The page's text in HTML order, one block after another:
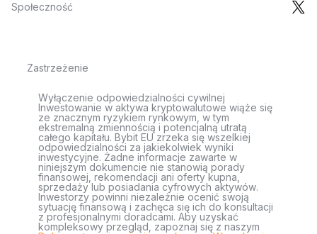
Społeczność
Zastrzeżenie
Wyłączenie odpowiedzialności cywilnej
Inwestowanie w aktywa kryptowalutowe wiąże się
ze znacznym ryzykiem rynkowym, w tym
ekstremalną zmiennością i potencjalną utratą
całego kapitału. Bybit EU zrzeka się wszelkiej
odpowiedzialności za jakiekolwiek wyniki
inwestycyjne. Żadne informacje zawarte w
niniejszym dokumencie nie stanowią porady
finansowej, rekomendacji ani oferty kupna,
sprzedaży lub posiadania cyfrowych aktywów.
Inwestorzy powinni niezależnie ocenić swoją
sytuację finansową i zachęca się ich do konsultacji
z profesjonalnymi doradcami. Aby uzyskać
kompleksowy przegląd, zapoznaj się z naszym